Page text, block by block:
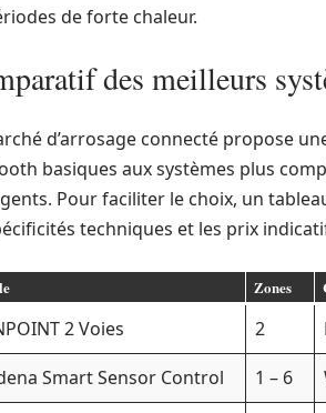
de forte chaleur.
des meilleurs
d’arrosage connecté propose
basiques aux systèmes plus
Pour faciliter le choix, un
techniques et les prix
Zones
2 Voies 2
Smart Sensor Control
1 – 6